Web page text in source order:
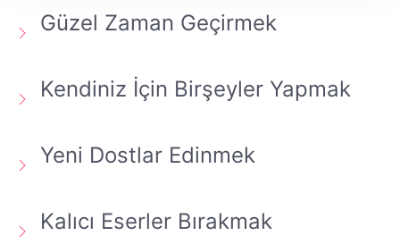
Güzel Zaman Geçirmek
Kendiniz İçin Birşeyler Yapmak
Yeni Dostlar Edinmek
Kalıcı Eserler Bırakmak